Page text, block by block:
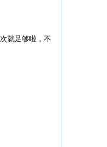
就足够啦，不